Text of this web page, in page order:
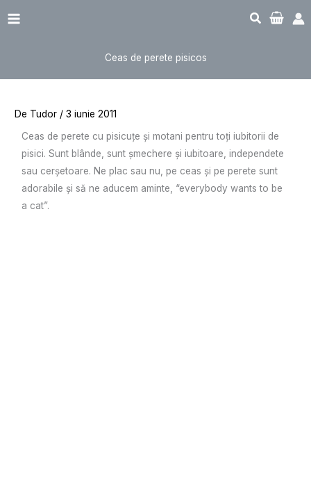
Main
Ceas de perete pisicos
De Tudor /3 iunie 2011
Ceas de perete cu pisicuțe și motani pentru toți iubitorii de
pisici. Sunt blânde, sunt șmechere și iubitoare, independete
sau cerșetoare. Ne plac sau nu, pe ceas și pe perete sunt
adorabile și să ne aducem aminte, “everybody wants to be
a cat”.